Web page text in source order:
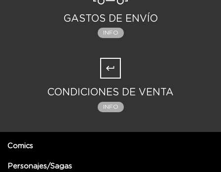
GASTOS DE ENVÍO
INFO
CONDICIONES DE VENTA
INFO
Comics
Personajes/Sagas